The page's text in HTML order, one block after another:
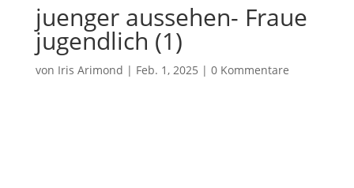
juenger aussehen- Fraue
jugendlich (1)
von Iris Arimond | Feb. 1, 2025 | 0 Kommentare